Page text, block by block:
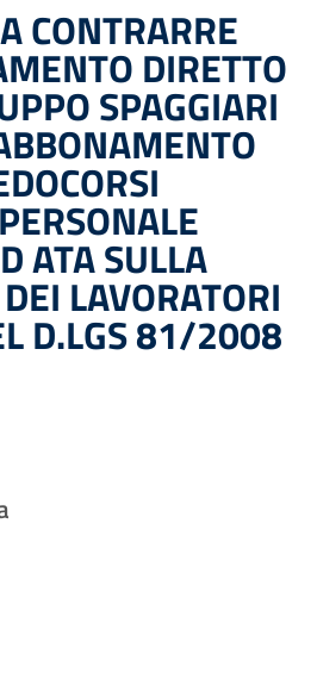
CONTRARRE
DIRETTO
SPAGGIARI
ATA SULLA
LAVORATORI
D.LGS 81/2008